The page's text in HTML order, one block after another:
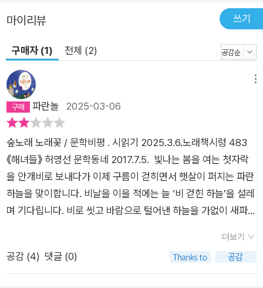
로지 그 '사랑' 말고는 있을 게 없기 때문이다. 보다 손쉬운 이해를
바란다면 2부를 읽기 전에 말미에 자리한 시인의 산문 「그들은
물에서 시를 쓴다」를 먼저 읽어봐도 좋겠다. 요긴한 해설서가 되
어주기는 할 듯싶다. "부끄러우면 물질하지 못한다"가 그 주제이
기도 하거니와, 비울 것 비우고 껴안을 건 껴안으라는 당부의 말
을 먼저 새기고 돌아와 2부의 시편들을 읽어내면 그 읽기에 탄성
이 절로 붙음은 물론이니 말이다. 딸이어서 뛰어들 수 있었고, 아
뛰어들 수 있었던 바다바라기 해녀. 젖줄을 바다에서 끌어오지 않
으면 말라버릴 젖줄의 두려움을 평생 몸으로 새기고 사는 해녀들.
스스로 바다에 뛰어드는 건 사랑이 시키지 않고서는 행할 수 없는
일, 그 사랑의 근원이 말로 다할 수는 없음이라 할 때 이는 ‘시’의
그러함과 똑 닮아 있기도 한 듯하다. 특히 2부의 제목들을 보자면
시의 정의로 치환되는 대목이 여럿이다. ‘우린 몸을 산처럼 했네’,
‘우리는 우주의 분홍 젖꼭지들’, ‘한순간의 결행을 위해 나는 살았
마이리뷰 쓰기
구매자 (1) 전체 (2)
파란놀 2025-03-06
숲노래 노래꽃 / 문학비평 . 시읽기 2025.3.6.노래책시렁 483
《해녀들》 허영선 문학동네 2017.7.5. 빛나는 봄을 여는 첫자락
을 안개비로 보내다가 이제 구름이 걷히면서 햇살이 퍼지는 파란
하늘을 맞이합니다. 비날을 이을 적에는 늘 ‘비 걷힌 하늘’을 설레
며 기다립니다. 비로 씻고 바람으로 털어낸 하늘을 가없이 새파랗
합니다. 푸릇푸릇 넘실거리는 땅과 파랑파랑 물결치는 하늘이 만
나면 언제나 반짝반짝 아름답습니다. 《해녀들》을 자리맡에 여러
해 두고서 곰곰이 생각했습니다. ‘해녀(海女)’란 ‘바다순이·바다
더보기
공감 (4) 댓글 (0)